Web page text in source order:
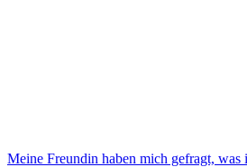
Meine Freundin haben mich gefragt, was